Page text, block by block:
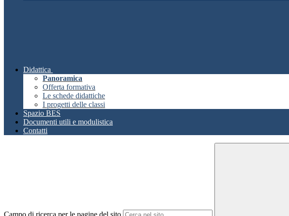
Didattica
Panoramica
Offerta formativa
Le schede didattiche
I progetti delle classi
Spazio BES
Documenti utili e modulistica
Contatti